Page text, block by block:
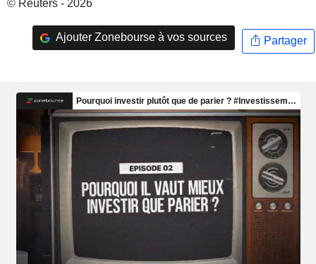
© Reuters - 2026
Ajouter Zonebourse à vos sources Partager